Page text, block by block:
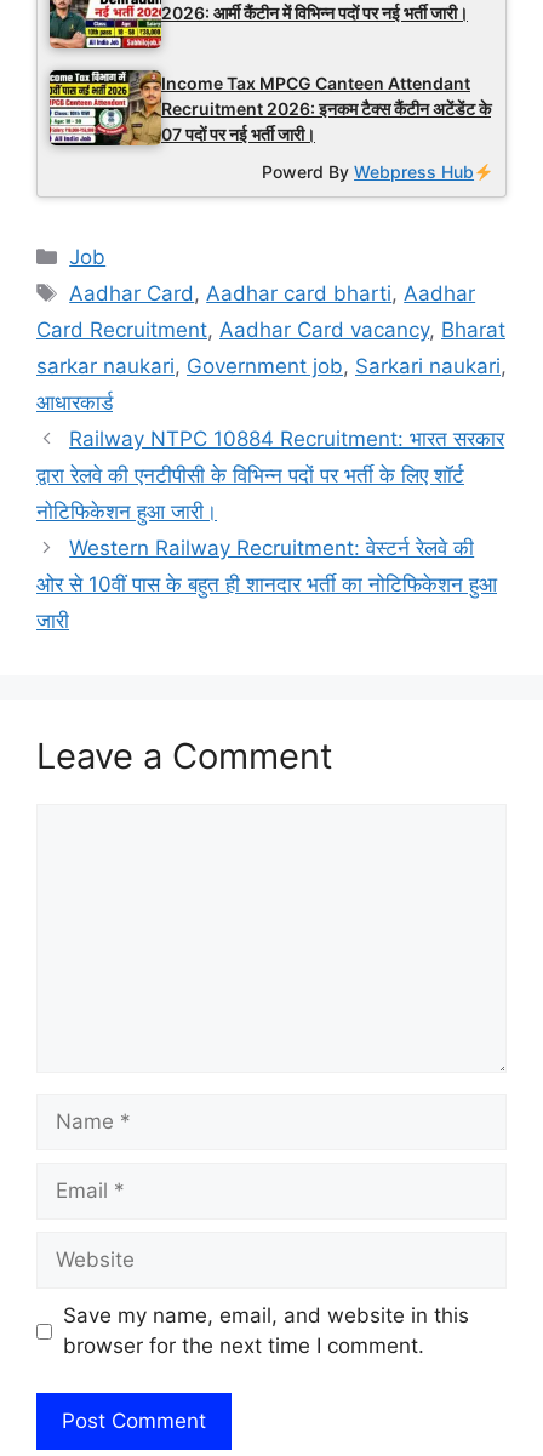
2026: आर्मी कैंटीन में विभिन्न पदों पर नई भर्ती जारी।
Income Tax MPCG Canteen Attendant
Recruitment 2026: इनकम टैक्स कैंटीन अटेंडेंट के
07 पदों पर नई भर्ती जारी।
Powerd ByWebpress Hub
Categories
Job
Tags
Aadhar Card,Aadhar card bharti,Aadhar
Card Recruitment, Aadhar Card vacancy, Bharat
sarkar naukari, Government job, Sarkari naukari,
आधारकार्ड
Railway NTPC 10884 Recruitment: भारत सरकार
द्वारा रेलवे की एनटीपीसी के विभिन्न पदों पर भर्ती के लिए शॉर्ट
नोटिफिकेशन हुआ जारी।
Western Railway Recruitment: वेस्टर्न रेलवे की
ओर से 10वीं पास के बहुत ही शानदार भर्ती का नोटिफिकेशन हुआ
जारी
Leave a Comment
Name
Email
Website
Save my name, email, and website in this
browser for the next time I comment.